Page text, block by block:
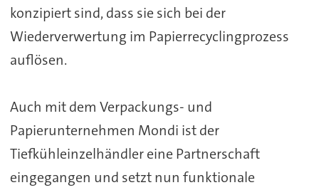
konzipiert sind, dass sie sich bei der
Wiederverwertung im Papierrecyclingprozess
auflösen.
Auch mit dem Verpackungs- und
Papierunternehmen Mondi ist der
Tiefkühleinzelhändler eine Partnerschaft
eingegangen und setzt nun funktionale